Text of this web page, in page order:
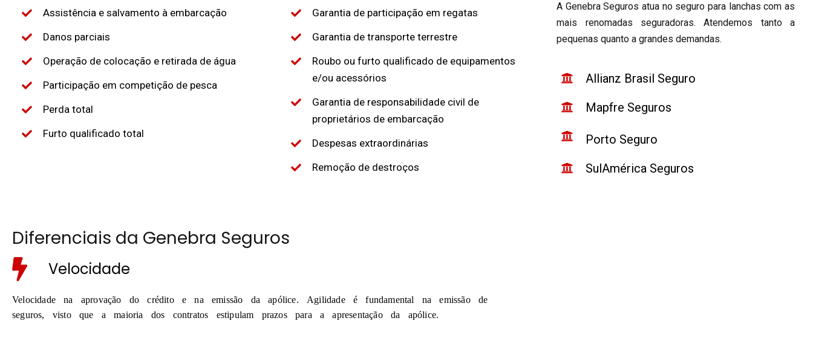
Assistência e salvamento à embarcação
Danos parciais
Operação de colocação e retirada de água
Participação em competição de pesca
Perda total
Furto qualificado total
Garantia de participação em regatas
Garantia de transporte terrestre
Roubo ou furto qualificado de equipamentos
e/ou acessórios
Garantia de responsabilidade civil de
proprietários de embarcação
Despesas extraordinárias
Remoção de destroços
A Genebra Seguros atua no seguro para lanchas com as
mais renomadas seguradoras. Atendemos tanto a
pequenas quanto a grandes demandas.
Allianz Brasil Seguro
Mapfre Seguros
Porto Seguro
SulAmérica Seguros
Diferenciais da Genebra Seguros
Velocidade
Velocidade na aprovação do crédito e na emissão da apólice. Agilidade é fundamental na emissão de
seguros, visto que a maioria dos contratos estipulam prazos para a apresentação da apólice.